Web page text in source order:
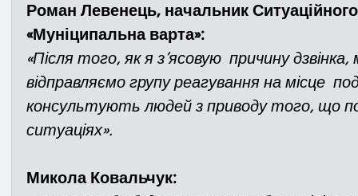
Роман Левенець, начальник
«Муніципальна варта»:
«Після того, як я з’ясовую  причину
відправляємо групу реагування на місце
консультують людей з приводу того, що
ситуаціях».
Микола Ковальчук: